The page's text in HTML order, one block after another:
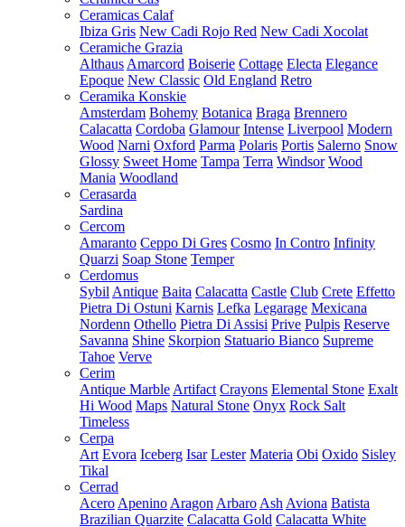
Ceramicas Calaf
Ibiza Gris New Cadi Rojo Red New Cadi Xocolat
Ceramiche Grazia
Althaus Amarcord Boiserie Cottage Electa Elegance
Epoque New Classic Old England Retro
Ceramika Konskie
Amsterdam Bohemy Botanica Braga Brennero
Calacatta Cordoba Glamour Intense Liverpool Modern
Wood Narni Oxford Parma Polaris Portis Salerno Snow
Glossy Sweet Home Tampa Terra Windsor Wood
Mania Woodland
Cerasarda
Sardina
Cercom
Amaranto Ceppo Di Gres Cosmo In Contro Infinity
Quarzi Soap Stone Temper
Cerdomus
Sybil Antique Baita Calacatta Castle Club Crete Effetto
Pietra Di Ostuni Karnis Lefka Legarage Mexicana
Nordenn Othello Pietra Di Assisi Prive Pulpis Reserve
Savanna Shine Skorpion Statuario Bianco Supreme
Tahoe Verve
Cerim
Antique Marble Artifact Crayons Elemental Stone Exalt
Hi Wood Maps Natural Stone Onyx Rock Salt
Timeless
Cerpa
Art Evora Iceberg Isar Lester Materia Obi Oxido Sisley
Tikal
Cerrad
Acero Apenino Aragon Arbaro Ash Aviona Batista
Brazilian Quarzite Calacatta Gold Calacatta White